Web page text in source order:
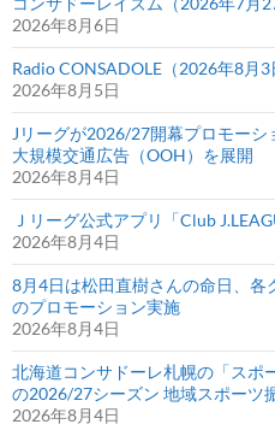
2026年8月6日
Radio CONSADOLE（2026年8月3
2026年8月5日
Jリーグが2026/27開幕プロモー
大規模交通広告（OOH）を展開
2026年8月4日
Ｊリーグ公式アプリ「Club
2026年8月4日
8月4日は松田直樹さんの命日、各
のプロモーション実施
2026年8月4日
北海道コンサドーレ札幌の「スポ
の2026/27シーズン 地域スポーツ
2026年8月4日